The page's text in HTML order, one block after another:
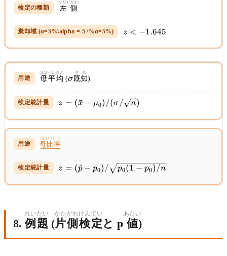
左側
ひだりがわ
z <
z < −1.645
母
はは
平均
へいきん
(\sigma
σ 既知
きち
)
z =
- \mu_0)
/ (\sigma
/
\sqrt{n})
z = (x
ˉ − μ0) /(σ/ n)
母比率
ぼひりつ
z = (\hat{p}
\sqrt{p_0(1-
z = (p
^ − p0) / p0(1 − p0) /n
8. 例題
れいだい
(片側
かたがわ
検定
けんてい
と p 値
あたい
)